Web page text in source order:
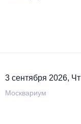
3 сентября 2026, Чт
Москвариум